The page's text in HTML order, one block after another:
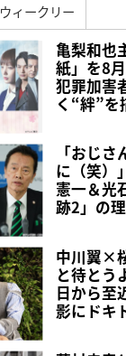
ウィークリー
亀梨和也
紙」を8
犯罪加害
く“絆”を
「おじ
に（笑）
憲一＆光
跡2」の
中川翼×
と待とう
日から至
影にドキ